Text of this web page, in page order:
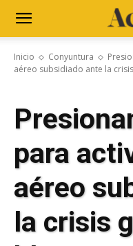
Inicio Conyuntura
aéreo subsidiado ante la
para
aéreo
la crisis